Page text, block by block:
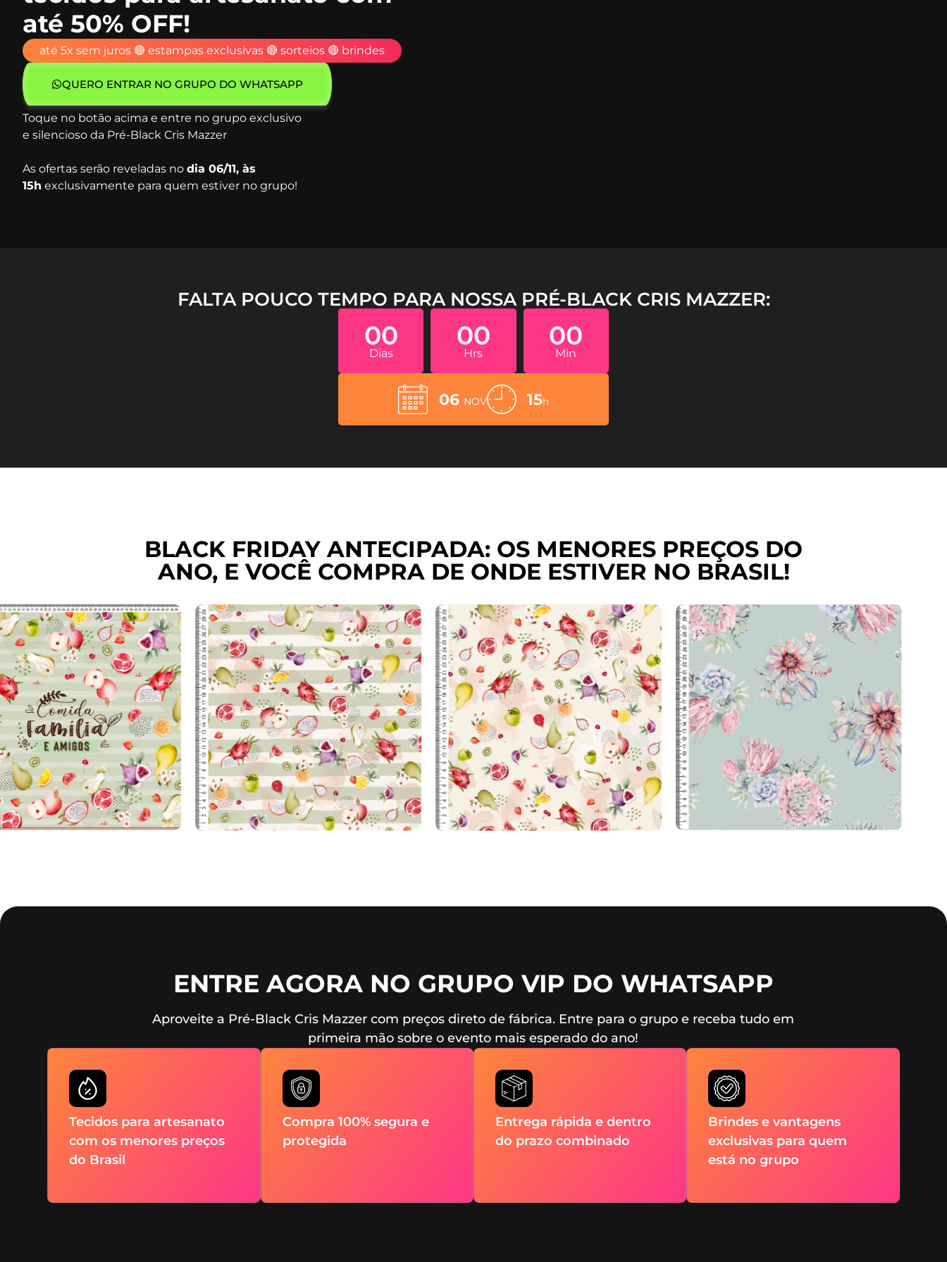
até 50% OFF!
até 5x sem juros 🔴 estampas exclusivas 🔴 sorteios 🔴 brindes
QUERO ENTRAR NO GRUPO DO WHATSAPP
Toque no botão acima e entre no grupo exclusivo
e silencioso da Pré-Black Cris Mazzer
As ofertas serão reveladas no dia 06/11, às
15h exclusivamente para quem estiver no grupo!
FALTA POUCO TEMPO PARA NOSSA PRÉ-BLACK CRIS MAZZER:
00
Dias
00
Hrs
00
Min
06 NOV 15h
BLACK FRIDAY ANTECIPADA: OS MENORES PREÇOS DO
ANO, E VOCÊ COMPRA DE ONDE ESTIVER NO BRASIL!
ENTRE AGORA NO GRUPO VIP DO WHATSAPP
Aproveite a Pré-Black Cris Mazzer com preços direto de fábrica. Entre para o grupo e receba tudo em
primeira mão sobre o evento mais esperado do ano!
Tecidos para artesanato
com os menores preços
do Brasil
Compra 100% segura e
protegida
Entrega rápida e dentro
do prazo combinado
Brindes e vantagens
exclusivas para quem
está no grupo